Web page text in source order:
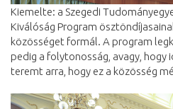
Kiemelte: a Szegedi
Kiválóság Program
közösséget formál. A program
pedig a folytonosság, avagy,
teremt arra, hogy ez a közösség